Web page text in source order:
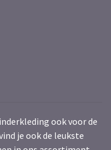
ook voor de
je ook de leukste